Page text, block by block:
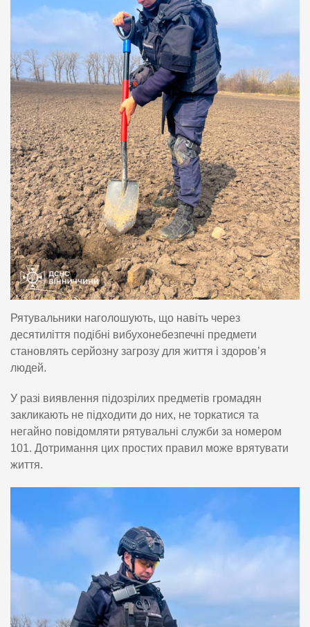
Рятувальники наголошують, що навіть через
десятиліття подібні вибухонебезпечні предмети
становлять серйозну загрозу для життя і здоров’я
людей.
У разі виявлення підозрілих предметів громадян
закликають не підходити до них, не торкатися та
негайно повідомляти рятувальні служби за номером
101. Дотримання цих простих правил може врятувати
життя.